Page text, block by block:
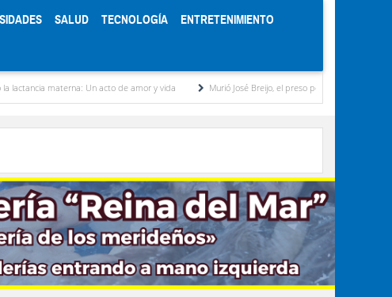
SALUD TECNOLOGÍA ENTRETENIMIENTO
Un acto de amor y vida Murió José Breijo, el preso político uruguayo-venezolano